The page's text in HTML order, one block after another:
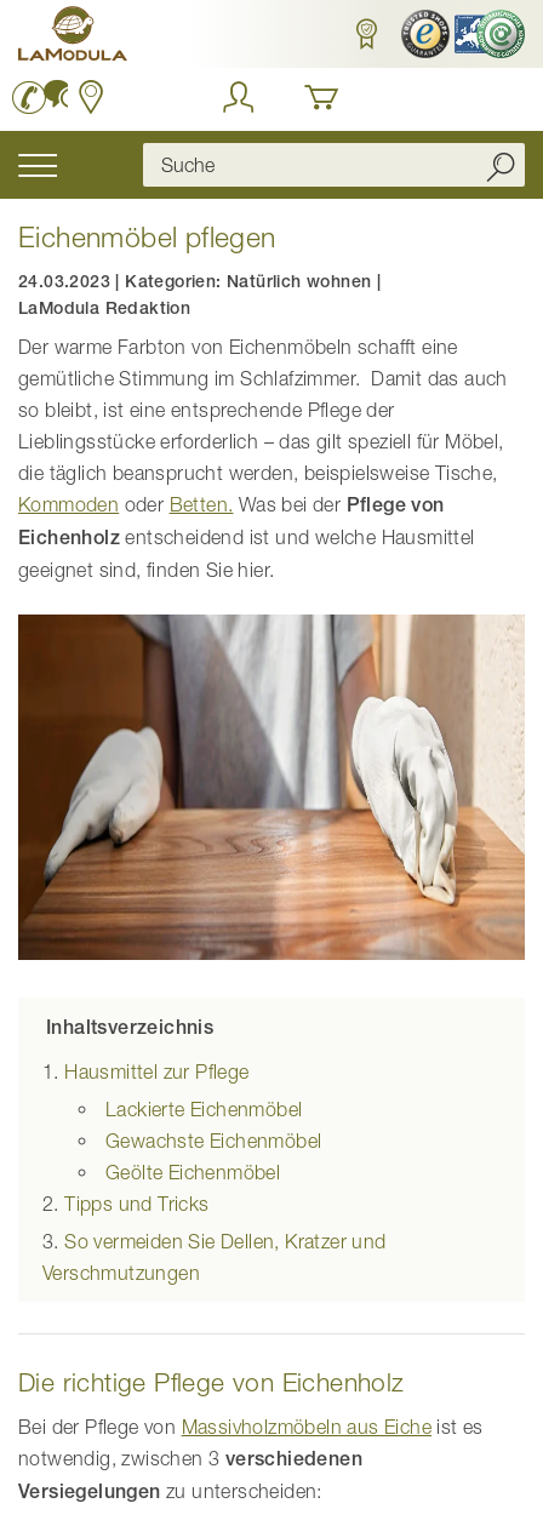
Inhalt
springen
Navigation
Eichenmöbel pflegen
24.03.2023 Kategorien: Natürlich wohnen
LaModula Redaktion
Der warme Farbton von Eichenmöbeln schafft eine
gemütliche Stimmung im Schlafzimmer. Damit das auch
so bleibt, ist eine entsprechende Pflege der
Lieblingsstücke erforderlich – das gilt speziell für Möbel,
die täglich beansprucht werden, beispielsweise Tische,
Kommoden oder Betten. Was bei der Pflege von
Eichenholz entscheidend ist und welche Hausmittel
geeignet sind, finden Sie hier.
Inhaltsverzeichnis
Hausmittel zur Pflege
Lackierte Eichenmöbel
Gewachste Eichenmöbel
Geölte Eichenmöbel
Tipps und Tricks
So vermeiden Sie Dellen, Kratzer und
Verschmutzungen
Die richtige Pflege von Eichenholz
Bei der Pflege von Massivholzmöbeln aus Eiche ist es
notwendig, zwischen 3 verschiedenen
Versiegelungen zu unterscheiden: